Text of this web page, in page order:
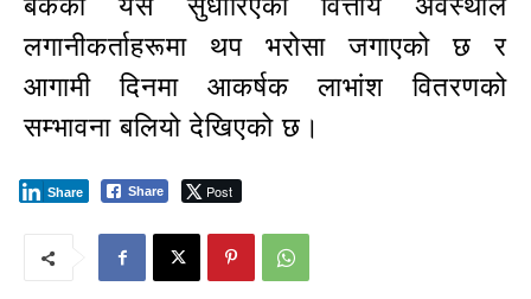
बैंकको यस सुधारिएको वित्तीय अवस्थाले
लगानीकर्ताहरूमा थप भरोसा जगाएको छ र
आगामी दिनमा आकर्षक लाभांश वितरणको
सम्भावना बलियो देखिएको छ।
Share Post
Share